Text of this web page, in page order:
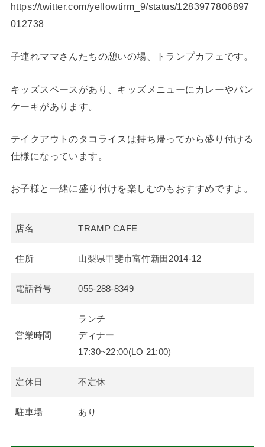
https://twitter.com/yellowtirm_9/status/1283977806897
012738
子連れママさんたちの憩いの場、トランプカフェです。
キッズスペースがあり、キッズメニューにカレーやパン
ケーキがあります。
テイクアウトのタコライスは持ち帰ってから盛り付ける
仕様になっています。
お子様と一緒に盛り付けを楽しむのもおすすめですよ。
店名 TRAMP CAFE
住所 山梨県甲斐市富竹新田2014-12
電話番号 055-288-8349
営業時間
ランチ
ディナー
17:30~22:00(LO 21:00)
定休日 不定休
駐車場 あり